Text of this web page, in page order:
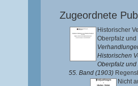
Zugeordnete
Historischer
Oberpfalz
Historischen
Oberpfalz
55. Band (1903)
Nicht